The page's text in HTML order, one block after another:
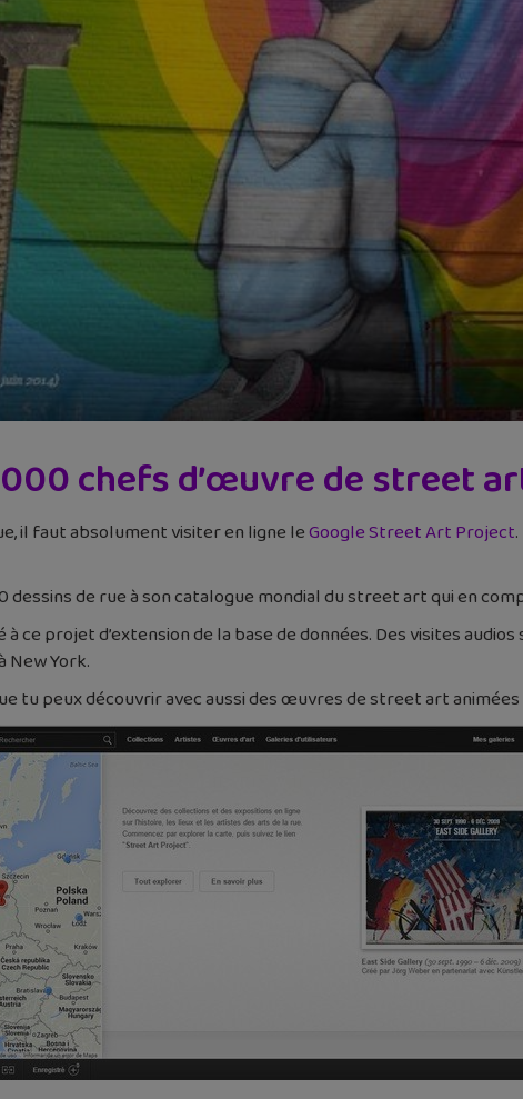
chefs d’œuvre de street
il faut absolument visiter en ligne leGoogle Street Art Project
de rue à son catalogue mondial du street art qui en
ce projet d’extension de la base de données. Des visites
New York.
tu peux découvrir avec aussi des œuvres de street art animées